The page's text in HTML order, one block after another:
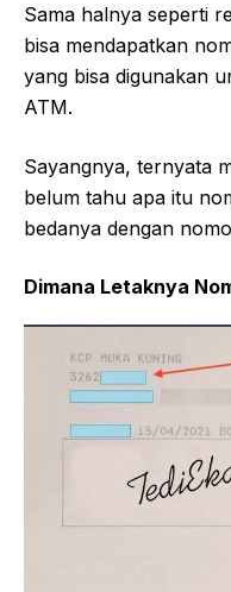
Sama halnya seperti
bisa mendapatkan
yang bisa digunakan
ATM.
Sayangnya, ternyata
belum tahu apa itu
bedanya dengan
Dimana Letaknya